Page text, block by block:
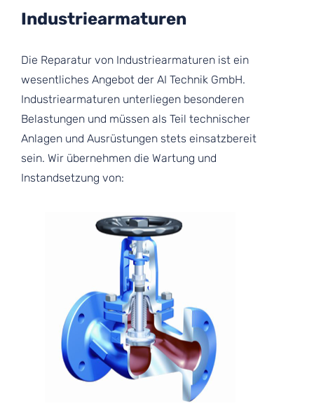
Industriearmaturen
Die Reparatur von Industriearmaturen ist ein
wesentliches Angebot der AI Technik GmbH.
Industriearmaturen unterliegen besonderen
Belastungen und müssen als Teil technischer
Anlagen und Ausrüstungen stets einsatzbereit
sein. Wir übernehmen die Wartung und
Instandsetzung von: